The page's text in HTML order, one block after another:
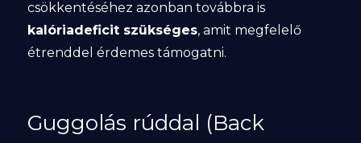
csökkentéséhez azonban továbbra is
kalóriadeficit szükséges, amit megfelelő
étrenddel érdemes támogatni.
Guggolás rúddal (Back